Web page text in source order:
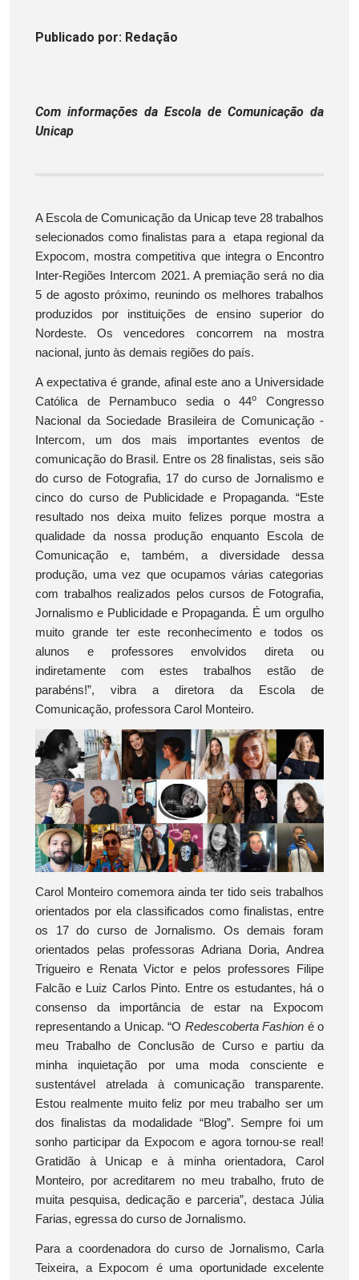
Publicado por: Redação
Com informações da Escola de Comunicação da
Unicap
A Escola de Comunicação da Unicap teve 28 trabalhos
selecionados como finalistas para a etapa regional da
Expocom, mostra competitiva que integra o Encontro
Inter-Regiões Intercom 2021. A premiação será no dia
5 de agosto próximo, reunindo os melhores trabalhos
produzidos por instituições de ensino superior do
Nordeste. Os vencedores concorrem na mostra
nacional, junto às demais regiões do país.
A expectativa é grande, afinal este ano a Universidade
Católica de Pernambuco sedia o 44o
Congresso
Nacional da Sociedade Brasileira de Comunicação -
Intercom, um dos mais importantes eventos de
comunicação do Brasil. Entre os 28 finalistas, seis são
do curso de Fotografia, 17 do curso de Jornalismo e
cinco do curso de Publicidade e Propaganda. “Este
resultado nos deixa muito felizes porque mostra a
qualidade da nossa produção enquanto Escola de
Comunicação e, também, a diversidade dessa
produção, uma vez que ocupamos várias categorias
com trabalhos realizados pelos cursos de Fotografia,
Jornalismo e Publicidade e Propaganda. É um orgulho
muito grande ter este reconhecimento e todos os
alunos e professores envolvidos direta ou
indiretamente com estes trabalhos estão de
parabéns!”, vibra a diretora da Escola de
Comunicação, professora Carol Monteiro.
Carol Monteiro comemora ainda ter tido seis trabalhos
orientados por ela classificados como finalistas, entre
os 17 do curso de Jornalismo. Os demais foram
orientados pelas professoras Adriana Doria, Andrea
Trigueiro e Renata Victor e pelos professores Filipe
Falcão e Luiz Carlos Pinto. Entre os estudantes, há o
consenso da importância de estar na Expocom
representando a Unicap. “O Redescoberta Fashion é o
meu Trabalho de Conclusão de Curso e partiu da
minha inquietação por uma moda consciente e
sustentável atrelada à comunicação transparente.
Estou realmente muito feliz por meu trabalho ser um
dos finalistas da modalidade “Blog”. Sempre foi um
sonho participar da Expocom e agora tornou-se real!
Gratidão à Unicap e à minha orientadora, Carol
Monteiro, por acreditarem no meu trabalho, fruto de
muita pesquisa, dedicação e parceria”, destaca Júlia
Farias, egressa do curso de Jornalismo.
Para a coordenadora do curso de Jornalismo, Carla
Teixeira, a Expocom é uma oportunidade excelente